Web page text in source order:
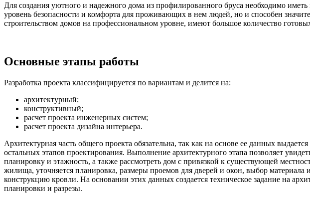
Для создания уютного и надежного дома из профилированного бруса необходимо
уровень безопасности и комфорта для проживающих в нем людей, но и способен
строительством домов на профессиональном уровне, имеют большое количество
Основные этапы работы
Разработка проекта классифицируется по вариантам и делится на:
архитектурный;
конструктивный;
расчет проекта инженерных систем;
расчет проекта дизайна интерьера.
Архитектурная часть общего проекта обязательна, так как на основе ее данных
остальных этапов проектирования. Выполнение архитектурного этапа позволяет
планировку и этажность, а также рассмотреть дом с привязкой к существующей
жилища, уточняется планировка, размеры проемов для дверей и окон, выбор
конструкцию кровли. На основании этих данных создается техническое задание на
планировки и разрезы.